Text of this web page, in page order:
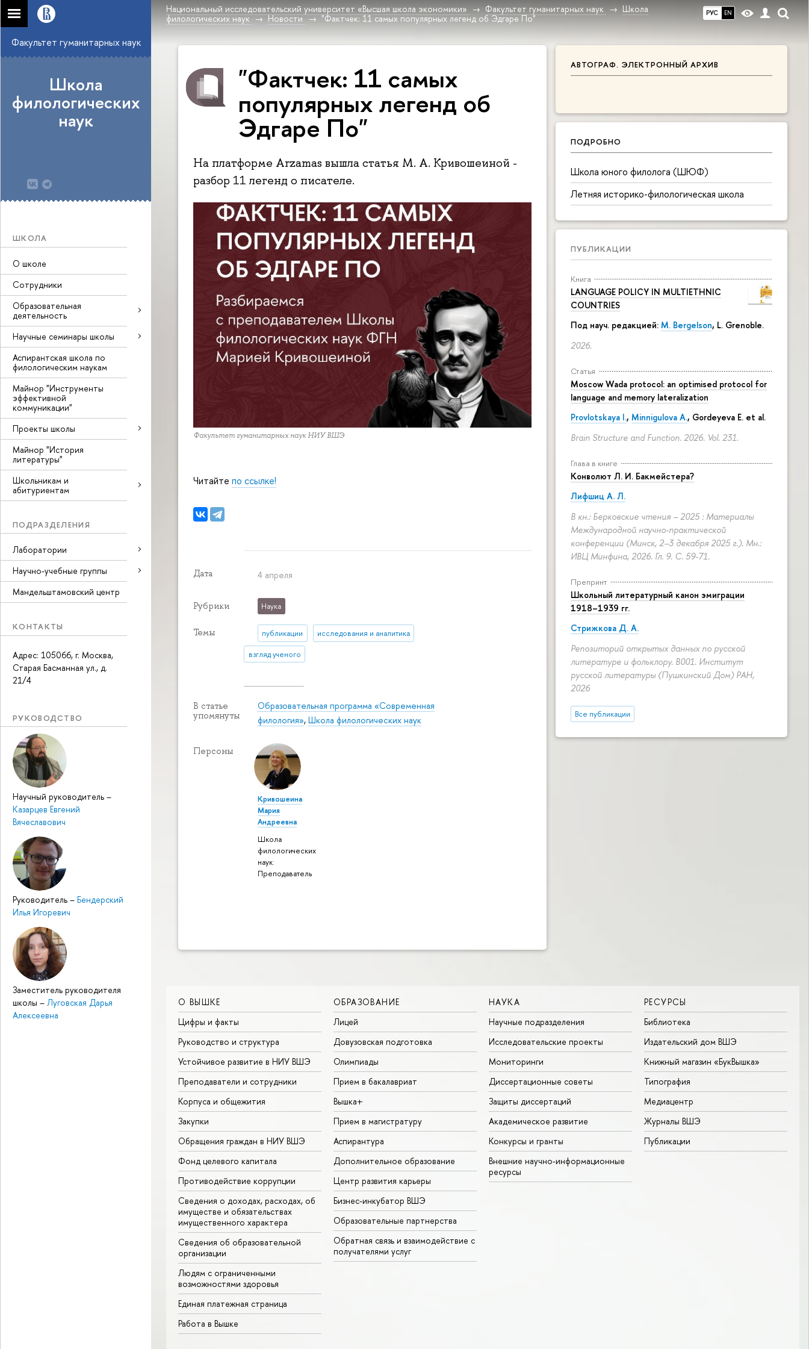
РУС EN
Национальный исследовательский университет «Высшая школа экономики» Факультет гуманитарных наук
Школа
филологических наук
Новости "Фактчек: 11 самых популярных легенд об Эдгаре По"
Факультет гуманитарных наук
Школа
филологических
наук
ШКОЛА
О школе
Сотрудники
Образовательная
деятельность
Научные семинары школы
Аспирантская школа по
филологическим наукам
Майнор "Инструменты
эффективной
коммуникации"
Проекты школы
Майнор "История
литературы"
Школьникам и
абитуриентам
ПОДРАЗДЕЛЕНИЯ
Лаборатории
Научно-учебные группы
Мандельштамовский центр
КОНТАКТЫ
Адрес: 105066, г. Москва,
Старая Басманная ул., д.
21/4
РУКОВОДСТВО
Научный руководитель –
Казарцев Евгений
Вячеславович
Руководитель – Бендерский
Илья Игоревич
Заместитель руководителя
школы – Луговская Дарья
Алексеевна
АВТОГРАФ. ЭЛЕКТРОННЫЙ АРХИВ
ПОДРОБНО
Школа юного филолога (ШЮФ)
Летняя историко-филологическая школа
ПУБЛИКАЦИИ
Книга
LANGUAGE POLICY IN MULTIETHNIC
COUNTRIES
Под науч. редакцией: M. Bergelson, L. Grenoble.
2026.
Статья
Moscow Wada protocol: an optimised protocol for
language and memory lateralization
Provlotskaya I., Minnigulova A., Gordeyeva E. et al.
Brain Structure and Function. 2026. Vol. 231.
Глава в книге
Конволют Л. И. Бакмейстера?
Лифшиц А. Л.
В кн.: Берковские чтения – 2025 : Материалы
Международной научно-практической
конференции (Минск, 2–3 декабря 2025 г.). Мн.:
ИВЦ Минфина, 2026. Гл. 9. С. 59-71.
Препринт
Школьный литературный канон эмиграции
1918–1939 гг.
Стрижкова Д. А.
Репозиторий открытых данных по русской
литературе и фольклору. B001. Институт
русской литературы (Пушкинский Дом) РАН,
2026
Все публикации
"Фактчек: 11 самых
популярных легенд об
Эдгаре По"
На платформе Arzamas вышла статья М. А. Кривошеиной -
разбор 11 легенд о писателе.
Факультет гуманитарных наук НИУ ВШЭ
Читайте по ссылке!
Дата 4 апреля
Рубрики Наука
Темы публикации исследования и аналитика
взгляд ученого
В статье
упомянуты
Образовательная программа «Современная
филология»,Школа филологических наук
Персоны
Кривошеина
Мария
Андреевна
Школа
филологических
наук:
Преподаватель
О ВЫШКЕ
Цифры и факты
Руководство и структура
Устойчивое развитие в НИУ ВШЭ
Преподаватели и сотрудники
Корпуса и общежития
Закупки
Обращения граждан в НИУ ВШЭ
Фонд целевого капитала
Противодействие коррупции
Сведения о доходах, расходах, об
имуществе и обязательствах
имущественного характера
Сведения об образовательной
организации
Людям с ограниченными
возможностями здоровья
Единая платежная страница
Работа в Вышке
ОБРАЗОВАНИЕ
Лицей
Довузовская подготовка
Олимпиады
Прием в бакалавриат
Вышка+
Прием в магистратуру
Аспирантура
Дополнительное образование
Центр развития карьеры
Бизнес-инкубатор ВШЭ
Образовательные партнерства
Обратная связь и взаимодействие с
получателями услуг
НАУКА
Научные подразделения
Исследовательские проекты
Мониторинги
Диссертационные советы
Защиты диссертаций
Академическое развитие
Конкурсы и гранты
Внешние научно-информационные
ресурсы
РЕСУРСЫ
Библиотека
Издательский дом ВШЭ
Книжный магазин «БукВышка»
Типография
Медиацентр
Журналы ВШЭ
Публикации